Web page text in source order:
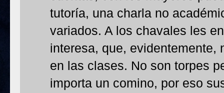
tutoría, una charla no
variados. A los chavales les
interesa, que, evidentemente,
en las clases. No son torpes
importa un comino, por eso